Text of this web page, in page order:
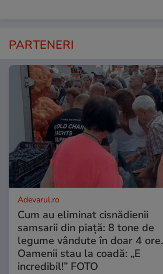
PARTENERI
Adevarul.ro
Cum au eliminat cisnădienii
samsarii din piață: 8 tone de
legume vândute în doar 4 ore.
Oamenii stau la coadă: „E
incredibil!” FOTO